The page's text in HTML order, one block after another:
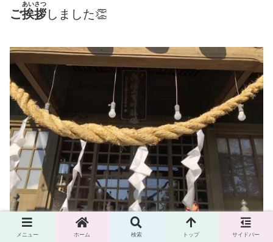
ご挨拶
あいさつ
しました👏
メニュー ホーム 検索 トップ サイドバー